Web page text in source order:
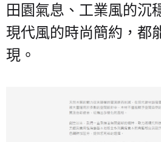
田園氣息、工業風的沉
現代風的時尚簡約，都
現。